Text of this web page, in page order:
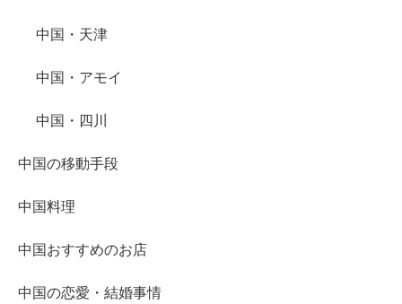
中国・天津
中国・アモイ
中国・四川
中国の移動手段
中国料理
中国おすすめのお店
中国の恋愛・結婚事情